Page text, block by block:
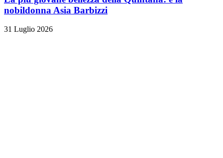
nobildonna Asia Barbizzi
31 Luglio 2026